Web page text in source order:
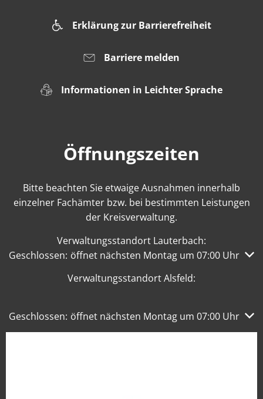
Erklärung zur Barrierefreiheit
Barriere melden
Informationen in Leichter Sprache
Öffnungszeiten
Bitte beachten Sie etwaige Ausnahmen innerhalb
einzelner Fachämter bzw. bei bestimmten Leistungen
der Kreisverwaltung.
Verwaltungsstandort Lauterbach:
Klicken, um weitere Öffnungs- oder Schließzeiten
Geschlossen: öffnet nächsten Montag um 07:00 Uhr
Verwaltungsstandort Alsfeld:
Klicken, um weitere Öffnungs- oder Schließzeiten
Geschlossen: öffnet nächsten Montag um 07:00 Uhr